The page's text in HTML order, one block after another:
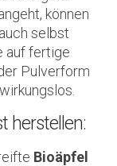
können
selbst
auf fertige
Pulverform
herstellen:
Bioäpfel